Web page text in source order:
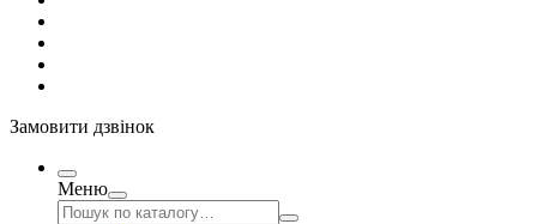
Замовити дзвінок
Меню